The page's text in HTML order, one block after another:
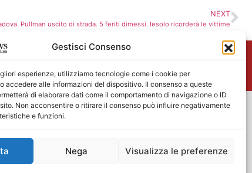
Gestisci Consenso
esperienze, utilizziamo tecnologie come i cookie per
accedere alle informazioni del dispositivo. Il consenso a queste
di elaborare dati come il comportamento di navigazione o ID
Non acconsentire o ritirare il consenso può influire negativamente
e funzioni.
Nega Visualizza le preferenze
NEXT
Pullman uscito di strada. 5 feriti dimessi. Iesolo ricorderà le vittime